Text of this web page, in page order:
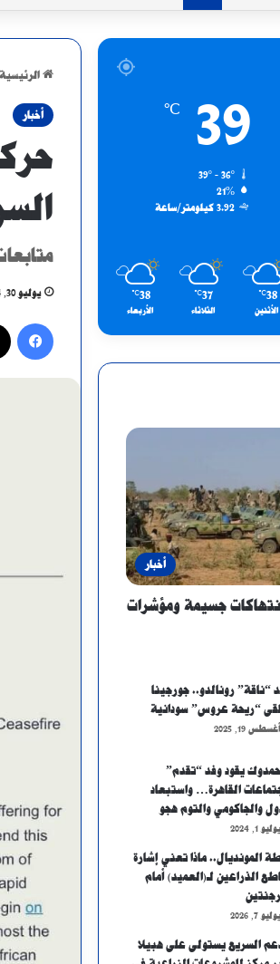
الرئيسية
أخبار
يوليو 30, 2024
39
℃
39º - 36º
21%
3.92 كيلومتر/ساعة
38
℃
الأثنين
37
℃
الثلاثاء
38
℃
الأربعاء
أخبار
جسيمة ومؤشرات
“ناقة” رونالدو.. جورجينا
“ريحة عروس” سودانية
أغسطس 19, 2025
يقود وفد “تقدم”
القاهرة… واستبعاد
والجاكومي والتوم هجو
يوليو 1, 2024
المونديال.. ماذا تعني إشارة
الذراعين لـ(العميد) أمام
يوليو 7, 2026
السريع يستولى على هبيلا